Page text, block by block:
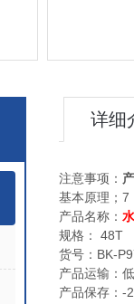
详细
注意事项：
基本原理； 7
产品名称：
规格：
48T
货号： BK-
产品运输：
产品保存： -